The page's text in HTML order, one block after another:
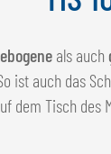
als auch
ist auch das
dem Tisch des